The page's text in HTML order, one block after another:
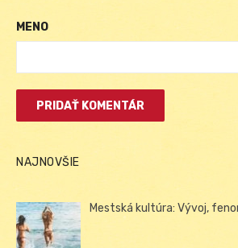
MENO
NAJNOVŠIE
Mestská kultúra: Vývoj,